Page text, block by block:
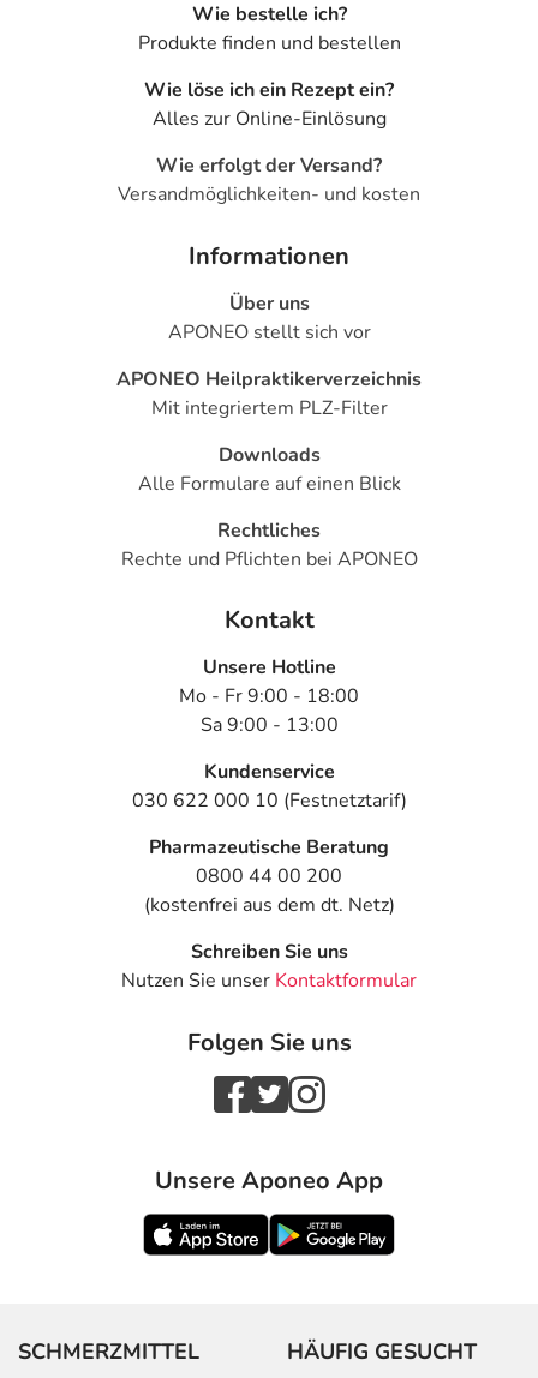
Wie bestelle ich?
Produkte finden und bestellen
Wie löse ich ein Rezept ein?
Alles zur Online-Einlösung
Wie erfolgt der Versand?
Versandmöglichkeiten- und kosten
Informationen
Über uns
APONEO stellt sich vor
APONEO Heilpraktikerverzeichnis
Mit integriertem PLZ-Filter
Downloads
Alle Formulare auf einen Blick
Rechtliches
Rechte und Pflichten bei APONEO
Kontakt
Unsere Hotline
Mo - Fr 9:00 - 18:00
Sa 9:00 - 13:00
Kundenservice
030 622 000 10 (Festnetztarif)
Pharmazeutische Beratung
0800 44 00 200
(kostenfrei aus dem dt. Netz)
Schreiben Sie uns
Nutzen Sie unser Kontaktformular
Folgen Sie uns
Unsere Aponeo App
SCHMERZMITTEL HÄUFIG GESUCHT